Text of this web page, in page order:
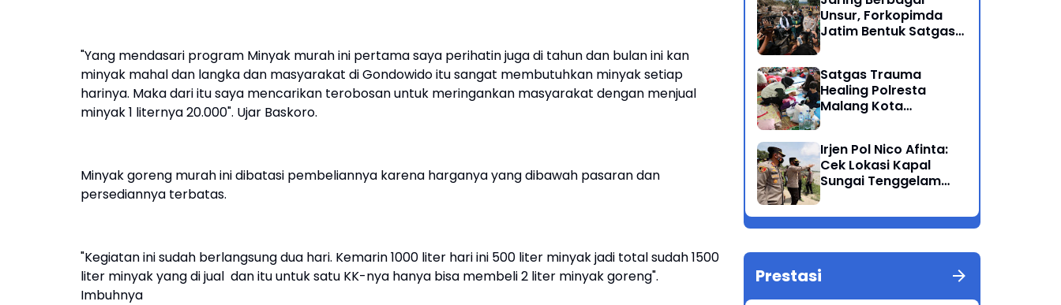
"Yang mendasari program Minyak murah ini pertama saya perihatin juga di tahun dan bulan ini kan
minyak mahal dan langka dan masyarakat di Gondowido itu sangat membutuhkan minyak setiap
harinya. Maka dari itu saya mencarikan terobosan untuk meringankan masyarakat dengan menjual
minyak 1 liternya 20.000". Ujar Baskoro.
Minyak goreng murah ini dibatasi pembeliannya karena harganya yang dibawah pasaran dan
persediannya terbatas.
"Kegiatan ini sudah berlangsung dua hari. Kemarin 1000 liter hari ini 500 liter minyak jadi total sudah 1500
liter minyak yang di jual dan itu untuk satu KK-nya hanya bisa membeli 2 liter minyak goreng".
Imbuhnya
Unsur, Forkopimda
Jatim Bentuk Satgas
Satgas Trauma
Healing Polresta
Malang Kota
Bandang
Irjen Pol Nico Afinta:
Cek Lokasi Kapal
Sungai Tenggelam
Tuban
Prestasi